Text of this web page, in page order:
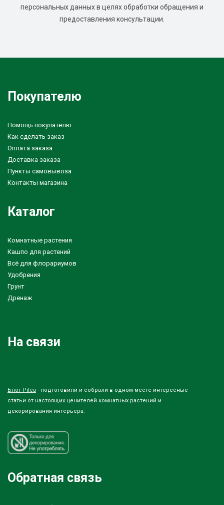
персональных данных в целях обработки обращения и
предоставления консультации.
Покупателю
Помощь покупателю
Как сделать заказ
Оплата заказа
Доставка заказа
Пункты самовывоза
Контакты магазина
Каталог
Комнатные растения
Кашпо для растений
Всё для флорариумов
Удобрения
Грунт
Дренаж
На связи
Блог Pilea - подготовили и собрали в одном месте интересные
статьи от настоящих ценителей комнатных растений и
декорирования интерьера.
Обратная связь